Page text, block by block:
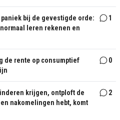
bij de gevestigde orde:
leren rekenen en
1
de rente op consumptief
0
krijgen, ontploft de
nakomelingen hebt, komt
2